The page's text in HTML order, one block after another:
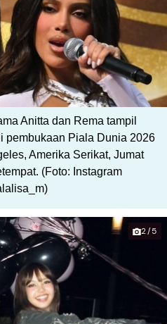
Anitta dan Rema tampil
pembukaan Piala Dunia 2026
Amerika Serikat, Jumat
(Foto: Instagram
2/5